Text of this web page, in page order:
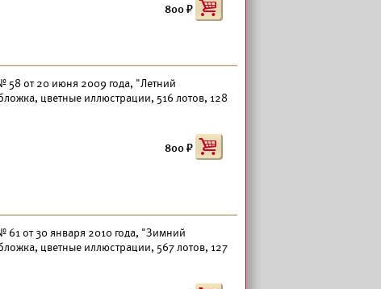
800
58 от 20 июня 2009 года, "Летний
цветные иллюстрации, 516 лотов, 128
800
61 от 30 января 2010 года, "Зимний
цветные иллюстрации, 567 лотов, 127